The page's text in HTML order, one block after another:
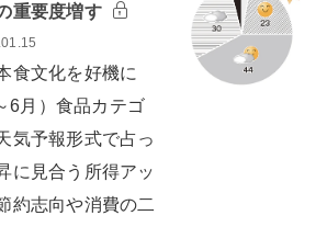
重要度増す
食文化を好機に
6月）食品カテゴ
気予報形式で占っ
に見合う所得アッ
約志向や消費の二